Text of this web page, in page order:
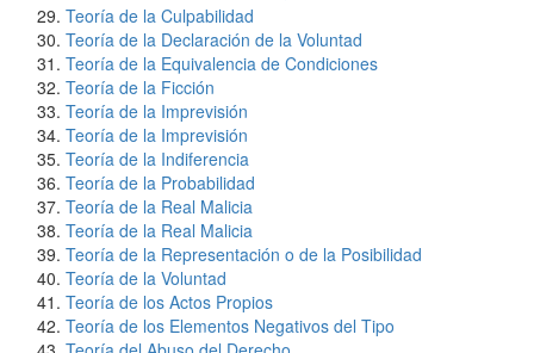
Teoría de la Culpabilidad
Teoría de la Declaración de la Voluntad
Teoría de la Equivalencia de Condiciones
Teoría de la Ficción
Teoría de la Imprevisión
Teoría de la Imprevisión
Teoría de la Indiferencia
Teoría de la Probabilidad
Teoría de la Real Malicia
Teoría de la Real Malicia
Teoría de la Representación o de la Posibilidad
Teoría de la Voluntad
Teoría de los Actos Propios
Teoría de los Elementos Negativos del Tipo